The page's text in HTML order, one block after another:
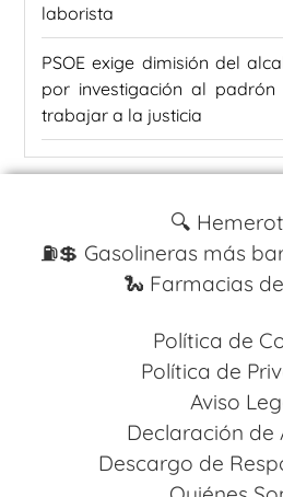
laborista
PSOE exige dimisión del
por investigación al
trabajar a la justicia
🔍
⛽️💲 Gasolineras más
🐍 Farmacias
Política de
Política de
Aviso
Declaración de
Descargo de